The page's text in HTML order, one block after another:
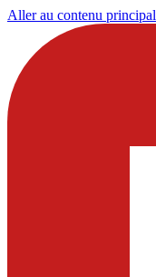
Aller au contenu principal